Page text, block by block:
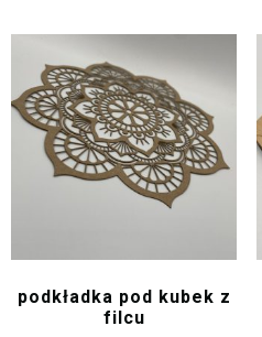
podkładka pod kubek z
filcu